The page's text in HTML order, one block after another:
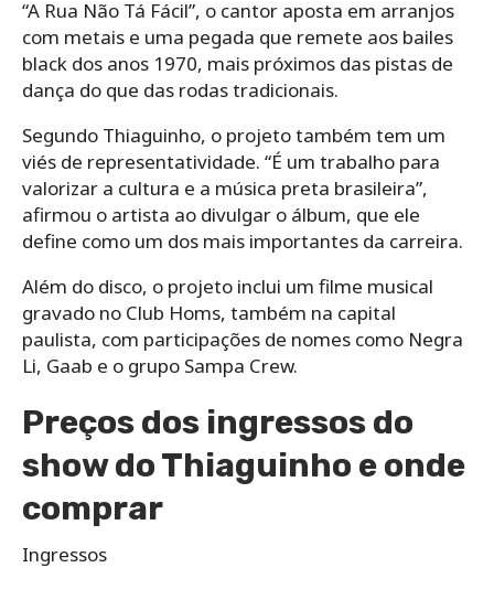
“A Rua Não Tá Fácil”, o cantor aposta em arranjos
com metais e uma pegada que remete aos bailes
black dos anos 1970, mais próximos das pistas de
dança do que das rodas tradicionais.
Segundo Thiaguinho, o projeto também tem um
viés de representatividade. “É um trabalho para
valorizar a cultura e a música preta brasileira”,
afirmou o artista ao divulgar o álbum, que ele
define como um dos mais importantes da carreira.
Além do disco, o projeto inclui um filme musical
gravado no Club Homs, também na capital
paulista, com participações de nomes como Negra
Li, Gaab e o grupo Sampa Crew.
Preços dos ingressos do
show do Thiaguinho e onde
comprar
Ingressos